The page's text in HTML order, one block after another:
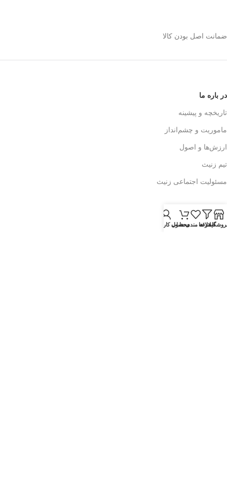
ضمانت اصل بودن کالا
در باره ما
تاریخچه و پیشینه
ماموریت و چشم‌انداز
ارزش‌ها و اصول
تیم زنیث
مسئولیت اجتماعی زنیث
تماس با ما
اطلاعات تماس
فیلتر ها
علاقه مندی ها
محصول
حساب کاربری من